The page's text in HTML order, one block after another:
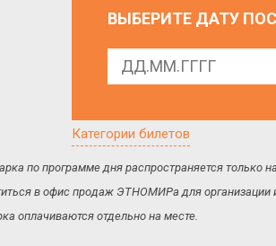
ВЫБЕРИТЕ ДАТУ
Категории билетов
по программе дня распространяется
в офис продаж ЭТНОМИРа для
оплачиваются отдельно на месте.